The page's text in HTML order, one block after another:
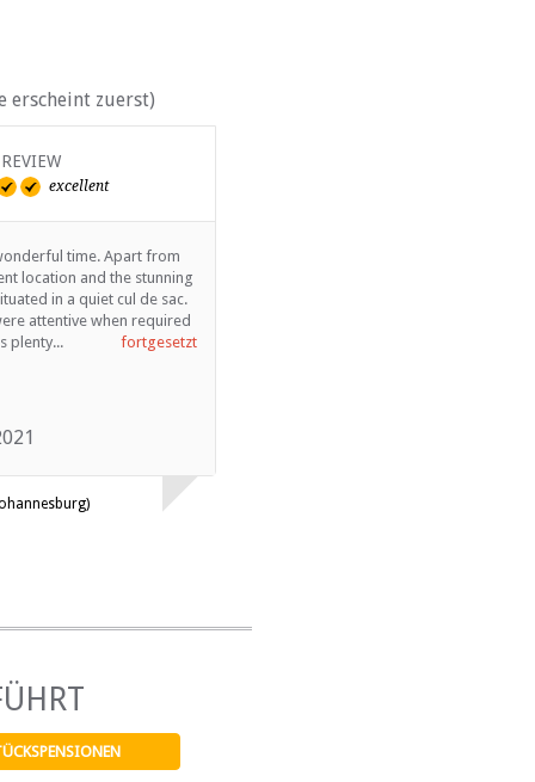
erscheint zuerst)
excellent
time. Apart from
location and the stunning
in a quiet cul de sac.
attentive when required
plenty...
fortgesetzt